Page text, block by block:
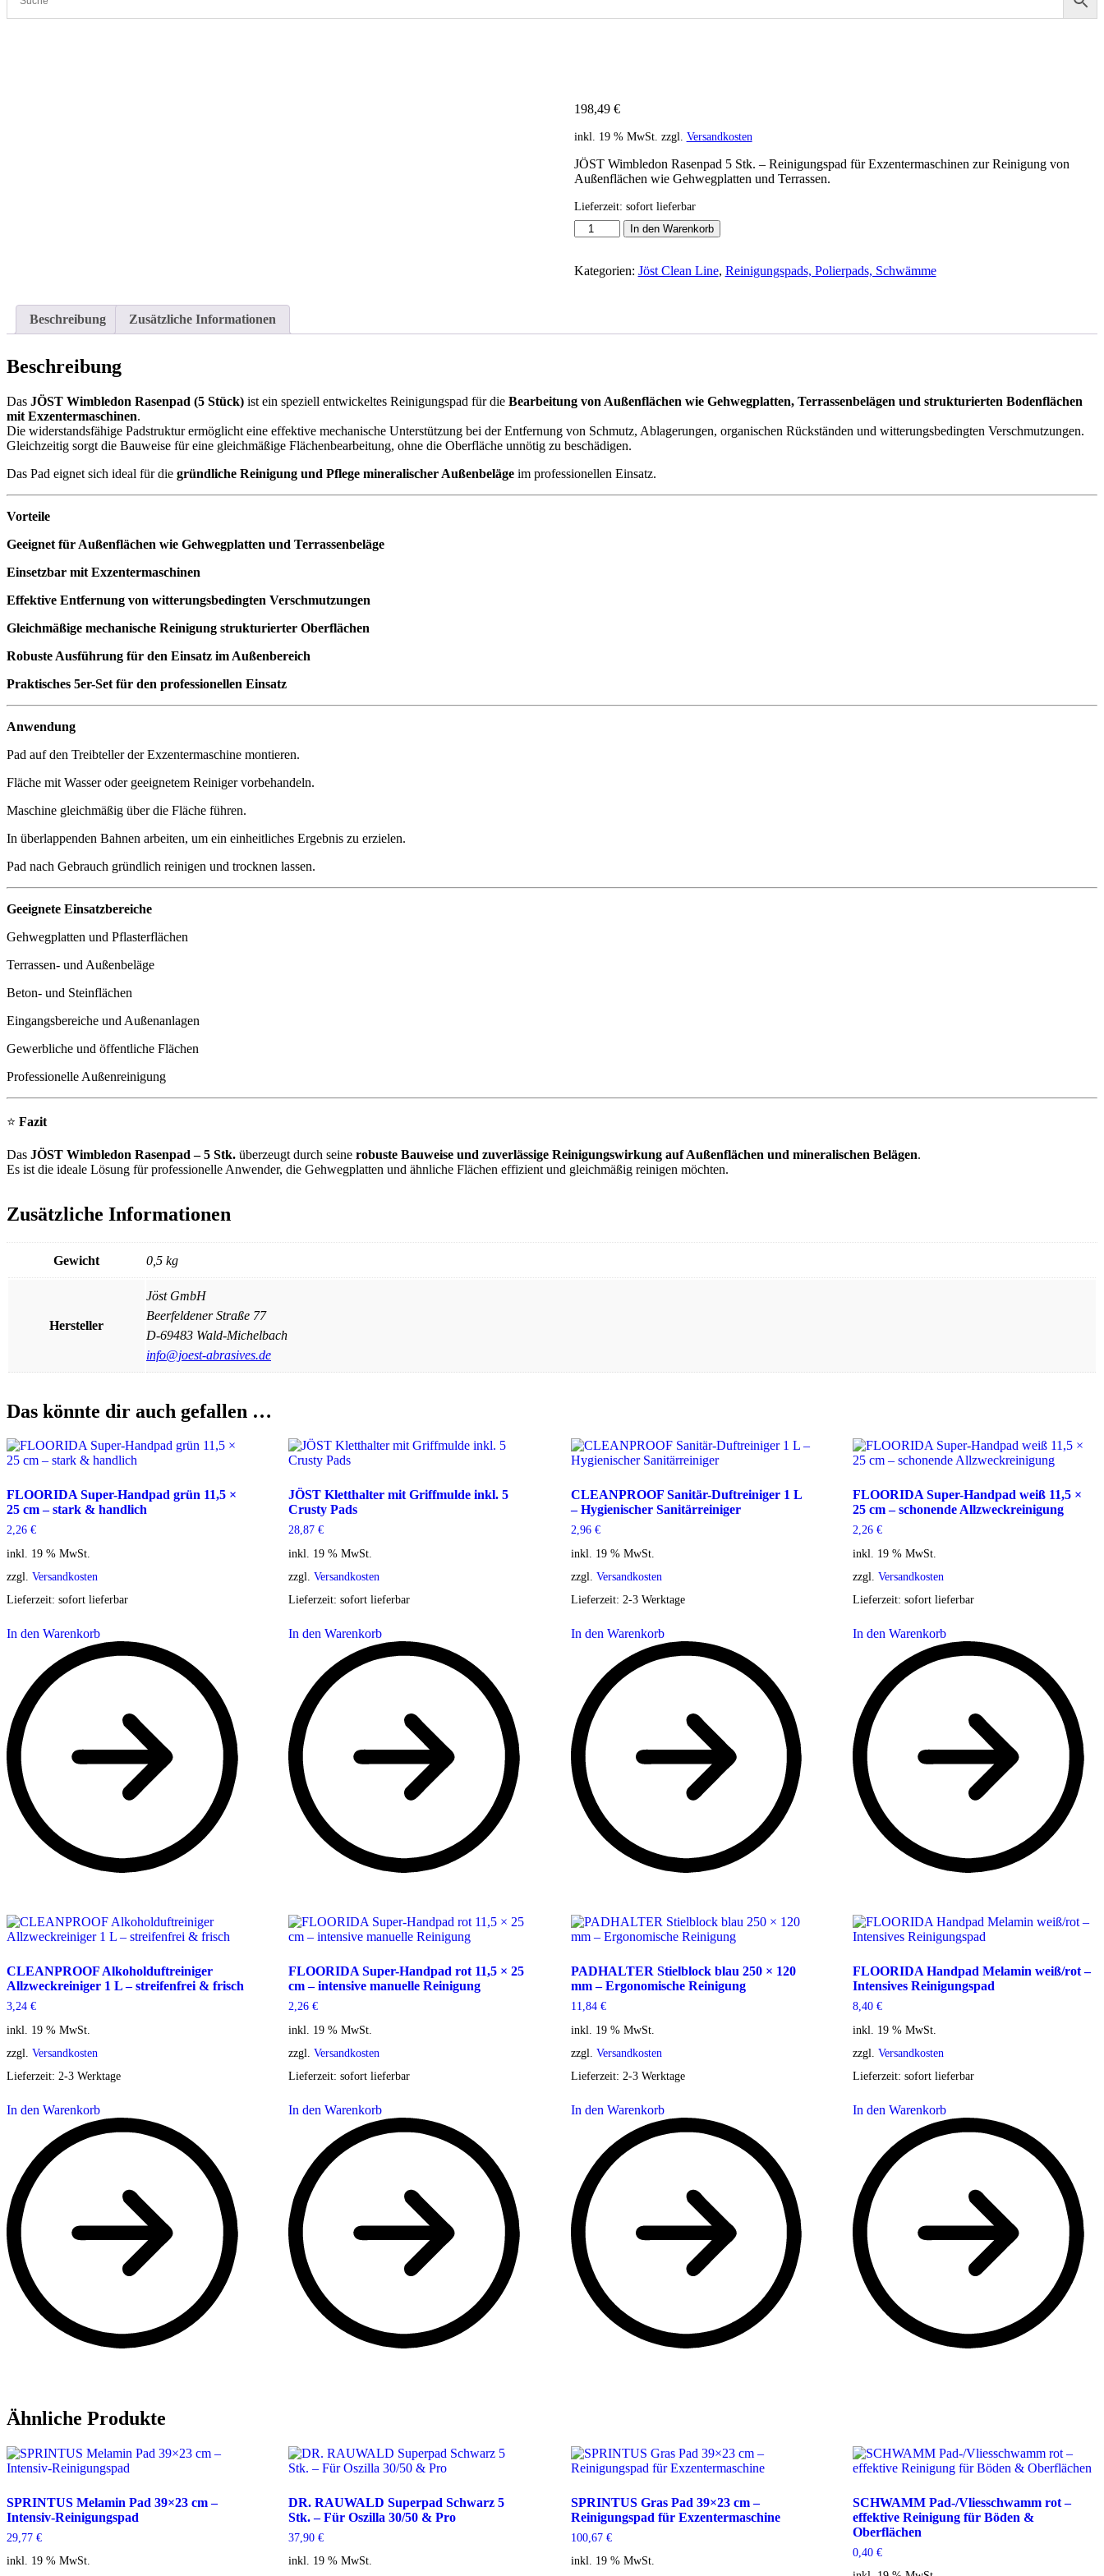
198,49 €
inkl. 19 % MwSt. zzgl. Versandkosten
JÖST Wimbledon Rasenpad 5 Stk. – Reinigungspad für Exzentermaschinen zur Reinigung von
Außenflächen wie Gehwegplatten und Terrassen.
Lieferzeit: sofort lieferbar
JÖST
Wimbledon
5
In den Warenkorb
Kategorien: Jöst Clean Line, Reinigungspads, Polierpads, Schwämme
Beschreibung Zusätzliche Informationen
Beschreibung
Das JÖST Wimbledon Rasenpad (5 Stück) ist ein speziell entwickeltes Reinigungspad für die Bearbeitung von Außenflächen wie Gehwegplatten, Terrassenbelägen und strukturierten Bodenflächen
mit Exzentermaschinen.
Die widerstandsfähige Padstruktur ermöglicht eine effektive mechanische Unterstützung bei der Entfernung von Schmutz, Ablagerungen, organischen Rückständen und witterungsbedingten Verschmutzungen.
Gleichzeitig sorgt die Bauweise für eine gleichmäßige Flächenbearbeitung, ohne die Oberfläche unnötig zu beschädigen.
Das Pad eignet sich ideal für die gründliche Reinigung und Pflege mineralischer Außenbeläge im professionellen Einsatz.
Vorteile
Geeignet für Außenflächen wie Gehwegplatten und Terrassenbeläge
Einsetzbar mit Exzentermaschinen
Effektive Entfernung von witterungsbedingten Verschmutzungen
Gleichmäßige mechanische Reinigung strukturierter Oberflächen
Robuste Ausführung für den Einsatz im Außenbereich
Praktisches 5er-Set für den professionellen Einsatz
Anwendung
Pad auf den Treibteller der Exzentermaschine montieren.
Fläche mit Wasser oder geeignetem Reiniger vorbehandeln.
Maschine gleichmäßig über die Fläche führen.
In überlappenden Bahnen arbeiten, um ein einheitliches Ergebnis zu erzielen.
Pad nach Gebrauch gründlich reinigen und trocknen lassen.
Geeignete Einsatzbereiche
Gehwegplatten und Pflasterflächen
Terrassen- und Außenbeläge
Beton- und Steinflächen
Eingangsbereiche und Außenanlagen
Gewerbliche und öffentliche Flächen
Professionelle Außenreinigung
⭐ Fazit
Das JÖST Wimbledon Rasenpad – 5 Stk. überzeugt durch seine robuste Bauweise und zuverlässige Reinigungswirkung auf Außenflächen und mineralischen Belägen.
Es ist die ideale Lösung für professionelle Anwender, die Gehwegplatten und ähnliche Flächen effizient und gleichmäßig reinigen möchten.
Zusätzliche Informationen
Gewicht 0,5 kg
Hersteller
Jöst GmbH
Beerfeldener Straße 77
D-69483 Wald-Michelbach
info@joest-abrasives.de
Das könnte dir auch gefallen …
FLOORIDA Super-Handpad grün 11,5 ×
25 cm – stark & handlich
2,26 €
inkl. 19 % MwSt.
zzgl. Versandkosten
Lieferzeit: sofort lieferbar
In den Warenkorb
JÖST Kletthalter mit Griffmulde inkl. 5
Crusty Pads
28,87€
inkl. 19 % MwSt.
zzgl.Versandkosten
Lieferzeit:sofort lieferbar
In den Warenkorb
CLEANPROOF Sanitär-Duftreiniger 1 L
– Hygienischer Sanitärreiniger
2,96 €
inkl. 19 % MwSt.
zzgl. Versandkosten
Lieferzeit: 2-3 Werktage
In den Warenkorb
FLOORIDA Super-Handpad weiß 11,5 ×
25 cm – schonende Allzweckreinigung
2,26 €
inkl. 19 % MwSt.
zzgl. Versandkosten
Lieferzeit: sofort lieferbar
In den Warenkorb
CLEANPROOF Alkoholduftreiniger
Allzweckreiniger 1 L – streifenfrei & frisch
3,24 €
inkl. 19 % MwSt.
zzgl. Versandkosten
Lieferzeit: 2-3 Werktage
In den Warenkorb
FLOORIDA Super-Handpad rot 11,5 × 25
cm – intensive manuelle Reinigung
2,26€
inkl. 19 % MwSt.
zzgl.Versandkosten
Lieferzeit:sofort lieferbar
In den Warenkorb
PADHALTER Stielblock blau 250 × 120
mm – Ergonomische Reinigung
11,84 €
inkl. 19 % MwSt.
zzgl. Versandkosten
Lieferzeit: 2-3 Werktage
In den Warenkorb
FLOORIDA Handpad Melamin weiß/rot –
Intensives Reinigungspad
8,40 €
inkl. 19 % MwSt.
zzgl. Versandkosten
Lieferzeit: sofort lieferbar
In den Warenkorb
Ähnliche Produkte
SPRINTUS Melamin Pad 39×23 cm –
Intensiv-Reinigungspad
29,77 €
inkl. 19 % MwSt.
DR. RAUWALD Superpad Schwarz 5
Stk. – Für Oszilla 30/50 & Pro
37,90€
inkl. 19 % MwSt.
SPRINTUS Gras Pad 39×23 cm –
Reinigungspad für Exzentermaschine
100,67 €
inkl. 19 % MwSt.
SCHWAMM Pad-/Vliesschwamm rot –
effektive Reinigung für Böden &
Oberflächen
0,40 €